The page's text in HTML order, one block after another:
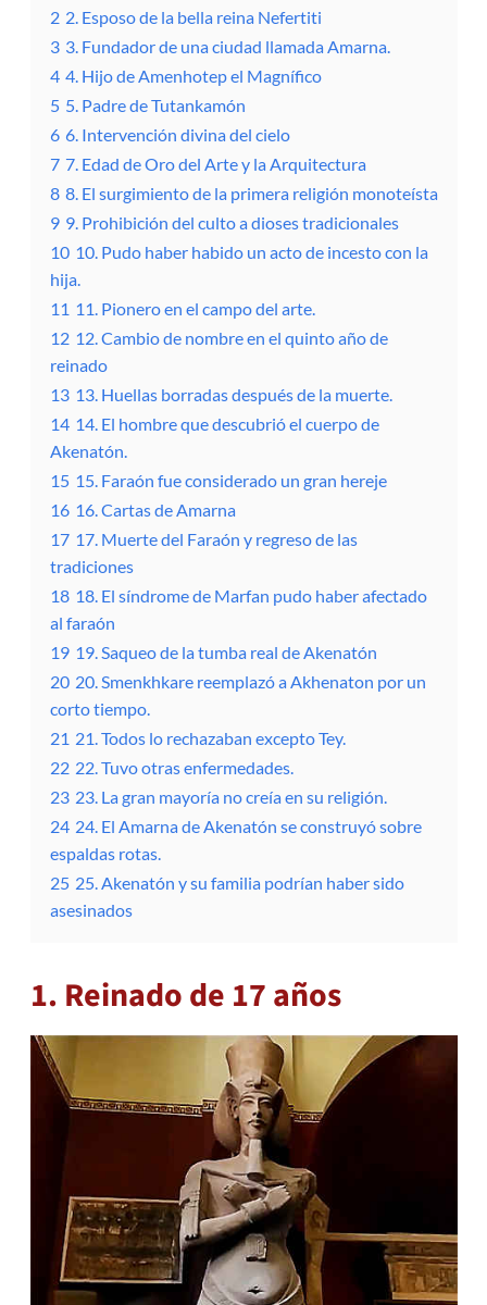
2 2. Esposo de la bella reina Nefertiti
3 3. Fundador de una ciudad llamada Amarna.
4 4. Hijo de Amenhotep el Magnífico
5 5. Padre de Tutankamón
6 6. Intervención divina del cielo
7 7. Edad de Oro del Arte y la Arquitectura
8 8. El surgimiento de la primera religión monoteísta
9 9. Prohibición del culto a dioses tradicionales
10 10. Pudo haber habido un acto de incesto con la
hija.
11 11. Pionero en el campo del arte.
12 12. Cambio de nombre en el quinto año de
reinado
13 13. Huellas borradas después de la muerte.
14 14. El hombre que descubrió el cuerpo de
Akenatón.
15 15. Faraón fue considerado un gran hereje
16 16. Cartas de Amarna
17 17. Muerte del Faraón y regreso de las
tradiciones
18 18. El síndrome de Marfan pudo haber afectado
al faraón
19 19. Saqueo de la tumba real de Akenatón
20 20. Smenkhkare reemplazó a Akhenaton por un
corto tiempo.
21 21. Todos lo rechazaban excepto Tey.
22 22. Tuvo otras enfermedades.
23 23. La gran mayoría no creía en su religión.
24 24. El Amarna de Akenatón se construyó sobre
espaldas rotas.
25 25. Akenatón y su familia podrían haber sido
asesinados
1. Reinado de 17 años